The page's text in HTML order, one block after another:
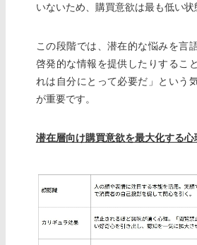
いないため、購買意欲は最も低い状
この段階では、潜在的な悩みを言
啓発的な情報を提供したりするこ
れは自分にとって必要だ」という
が重要です。
潜在層向け購買意欲を最大化する心